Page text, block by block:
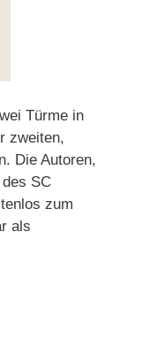
Türme in
zweiten,
Die Autoren,
SC
zum
als